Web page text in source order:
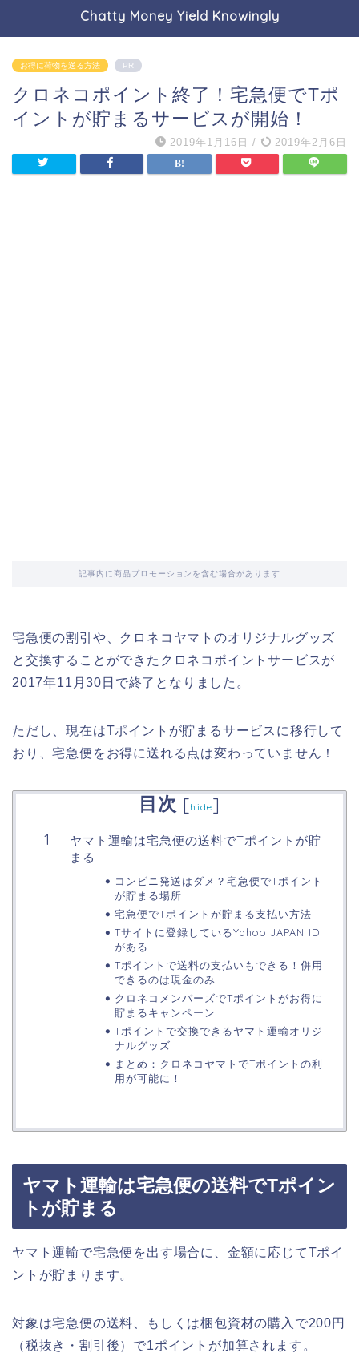
Chatty Money Yield Knowingly
お得に荷物を送る方法 PR
クロネコポイント終了！宅急便でTポ
イントが貯まるサービスが開始！
2019年1月16日 / 2019年2月6日
記事内に商品プロモーションを含む場合があります
宅急便の割引や、クロネコヤマトのオリジナルグッズ
と交換することができたクロネコポイントサービスが
2017年11月30日で終了となりました。
ただし、現在はTポイントが貯まるサービスに移行して
おり、宅急便をお得に送れる点は変わっていません！
目次 [hide]
ヤマト運輸は宅急便の送料でTポイントが貯
まる
コンビニ発送はダメ？宅急便でTポイント
が貯まる場所
宅急便でTポイントが貯まる支払い方法
Tサイトに登録しているYahoo!JAPAN ID
がある
Tポイントで送料の支払いもできる！併用
できるのは現金のみ
クロネコメンバーズでTポイントがお得に
貯まるキャンペーン
Tポイントで交換できるヤマト運輸オリジ
ナルグッズ
まとめ：クロネコヤマトでTポイントの利
用が可能に！
ヤマト運輸は宅急便の送料でTポイン
トが貯まる
ヤマト運輸で宅急便を出す場合に、金額に応じてTポイ
ントが貯まります。
対象は宅急便の送料、もしくは梱包資材の購入で200円
（税抜き・割引後）で1ポイントが加算されます。